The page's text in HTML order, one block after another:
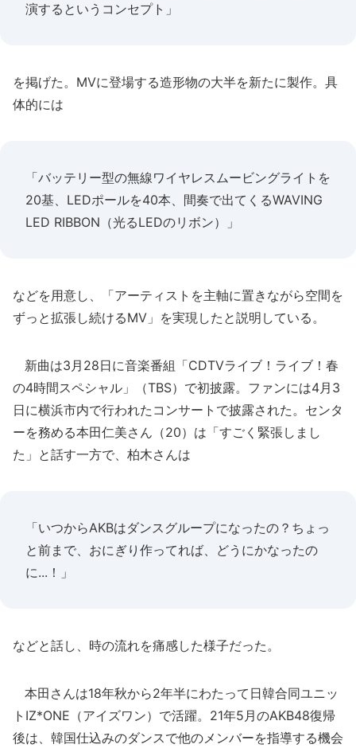
演するというコンセプト」
を掲げた。MVに登場する造形物の大半を新たに製作。具
体的には
「バッテリー型の無線ワイヤレスムービングライトを
20基、LEDポールを40本、間奏で出てくるWAVING
LED RIBBON（光るLEDのリボン）」
などを用意し、「アーティストを主軸に置きながら空間を
ずっと拡張し続けるMV」を実現したと説明している。
新曲は3月28日に音楽番組「CDTVライブ！ライブ！春
の4時間スペシャル」（TBS）で初披露。ファンには4月3
日に横浜市内で行われたコンサートで披露された。センタ
ーを務める本田仁美さん（20）は「すごく緊張しまし
た」と話す一方で、柏木さんは
「いつからAKBはダンスグループになったの？ちょっ
と前まで、おにぎり作ってれば、どうにかなったの
に...！」
などと話し、時の流れを痛感した様子だった。
本田さんは18年秋から2年半にわたって日韓合同ユニッ
トIZ*ONE（アイズワン）で活躍。21年5月のAKB48復帰
後は、韓国仕込みのダンスで他のメンバーを指導する機会